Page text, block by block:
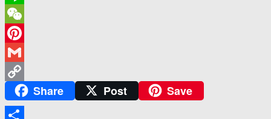
Line
WeChat
Pinterest
Gmail
Copy
Link
Share Post Save